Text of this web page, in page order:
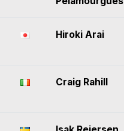
Hiroki Arai
Craig Rahill